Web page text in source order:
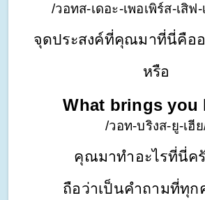
/วอทส-เดอะ-เพอเพิร์ส-เสิฟ
จุดประสงค์ที่คุณมาที่นี่คืออ
หรือ
What brings you
/วอท-บริงส-ยู-เฮี
คุณมาทำอะไรที่นี่ค
ถือว่าเป็นคำถามที่ทุกค